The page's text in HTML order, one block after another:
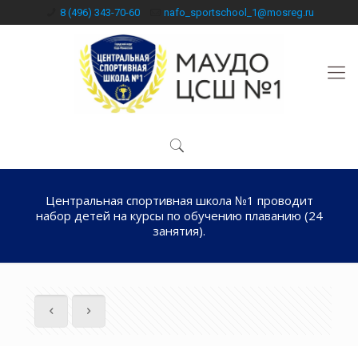
8 (496) 343-70-60 nafo_sportschool_1@mosreg.ru
Центральная спортивная школа №1 проводит
набор детей на курсы по обучению плаванию (24
занятия).